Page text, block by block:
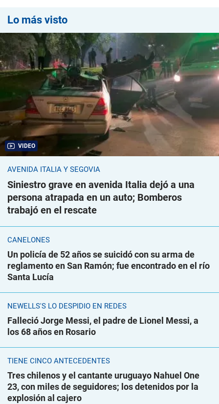
Lo más visto
VIDEO
AVENIDA ITALIA Y SEGOVIA
Siniestro grave en avenida Italia dejó a una
persona atrapada en un auto; Bomberos
trabajó en el rescate
CANELONES
Un policía de 52 años se suicidó con su arma de
reglamento en San Ramón; fue encontrado en el río
Santa Lucía
NEWELLS'S LO DESPIDIÓ EN REDES
Falleció Jorge Messi, el padre de Lionel Messi, a
los 68 años en Rosario
TIENE CINCO ANTECEDENTES
Tres chilenos y el cantante uruguayo Nahuel One
23, con miles de seguidores; los detenidos por la
explosión al cajero